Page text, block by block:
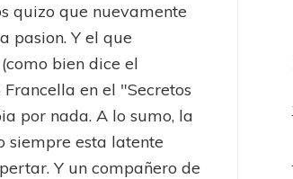
quizo que nuevamente
pasion. Y el que
bien dice el
en el "Secretos
por nada. A lo sumo, la
siempre esta latente
Y un compañero de